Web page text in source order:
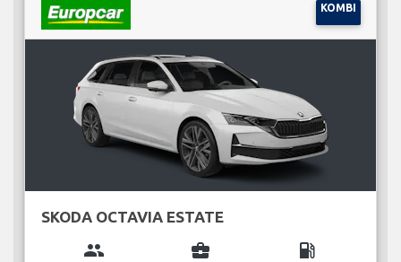
KOMBI
SKODA OCTAVIA ESTATE
group business_center local_gas_station